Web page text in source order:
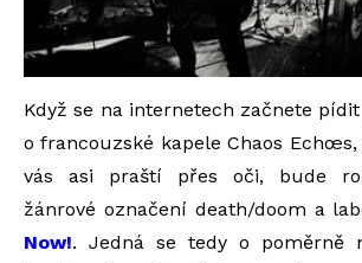
Když se na internetech začnete
o francouzské kapele Chaos
vás asi praští přes oči, bude
žánrové označení death/doom a
Now!. Jedná se tedy o poměrně